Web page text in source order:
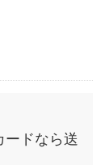
ードなら送